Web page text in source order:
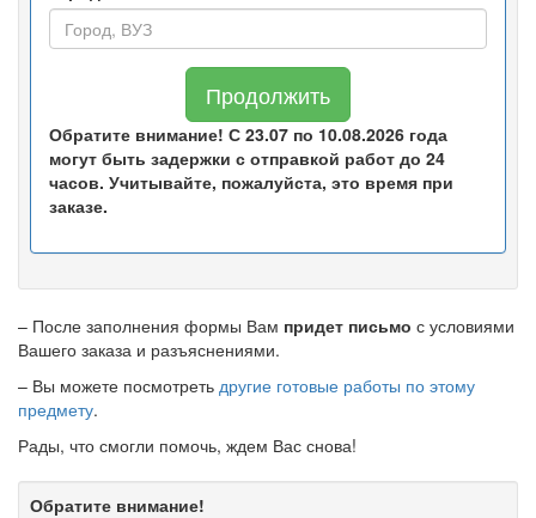
Продолжить
Обратите внимание! С 23.07 по 10.08.2026 года
могут быть задержки с отправкой работ до 24
часов. Учитывайте, пожалуйста, это время при
заказе.
– После заполнения формы Вам придет письмо с условиями
Вашего заказа и разъяснениями.
– Вы можете посмотреть другие готовые работы по этому
предмету.
Рады, что смогли помочь, ждем Вас снова!
Обратите внимание!